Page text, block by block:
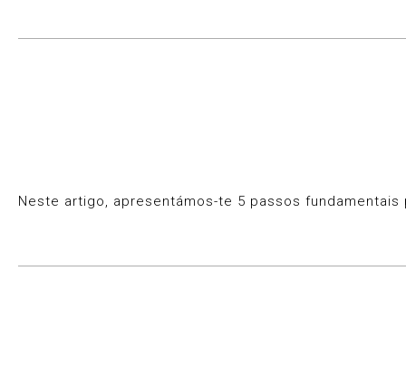
Neste artigo, apresentámos-te 5 passos